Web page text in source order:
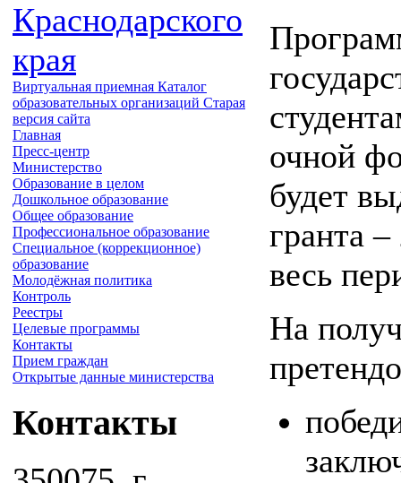
Краснодарского
края
Виртуальная приемная Каталог
образовательных организаций Старая
версия сайта
Главная
Пресс-центр
Министерство
Образование в целом
Дошкольное образование
Общее образование
Профессиональное образование
Специальное (коррекционное)
образование
Молодёжная политика
Контроль
Реестры
Целевые программы
Контакты
Прием граждан
Открытые данные министерства
Контакты
очной
будет
гранта
весь
На